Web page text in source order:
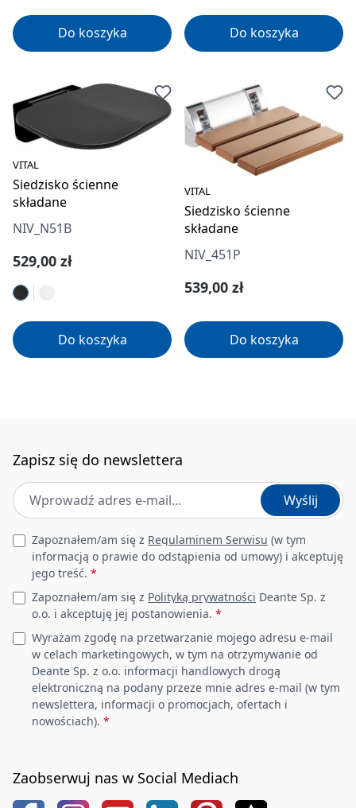
Do koszyka Do koszyka
VITAL
Siedzisko ścienne
składane
NIV_N51B
Cena regularna:
529,00 zł
Do koszyka
VITAL
Siedzisko ścienne
składane
NIV_451P
Cena regularna:
539,00 zł
Do koszyka
Zapisz się do newslettera
Adres e-mail*
Wyślij
Leave this field empty
Zapoznałem/am się z Regulaminem Serwisu (w tym
informacją o prawie do odstąpienia od umowy) i akceptuję
jego treść. *
Zapoznałem/am się z Polityką prywatności Deante Sp. z
o.o. i akceptuję jej postanowienia. *
Wyrażam zgodę na przetwarzanie mojego adresu e-mail
w celach marketingowych, w tym na otrzymywanie od
Deante Sp. z o.o. informacji handlowych drogą
elektroniczną na podany przeze mnie adres e-mail (w tym
newslettera, informacji o promocjach, ofertach i
nowościach). *
Zaobserwuj nas w Social Mediach